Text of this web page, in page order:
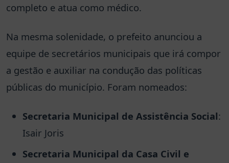
completo e atua como médico.
Na mesma solenidade, o prefeito anunciou a
equipe de secretários municipais que irá compor
a gestão e auxiliar na condução das políticas
públicas do município. Foram nomeados:
Secretaria Municipal de Assistência Social:
Isair Joris
Secretaria Municipal da Casa Civil e